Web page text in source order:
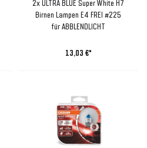
2x ULTRA BLUE Super White H7
Birnen Lampen E4 FREI #225
für ABBLENDLICHT
13,03 €*